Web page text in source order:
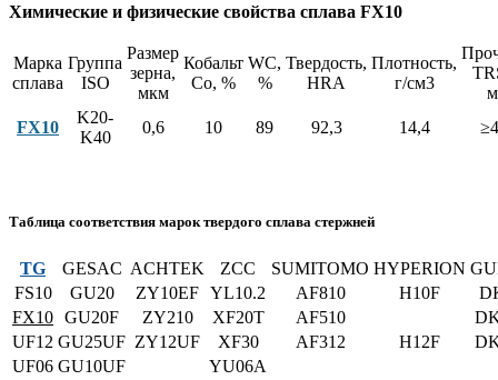
Химические и физические свойства сплава FX10
Марка
сплава
Группа
ISO
Размер
зерна,
мкм
Кобальт
Co, %
WC,
%
Твердость,
HRA
Плотность,
г/см3
FX10
K20-
K40
0,6 10 89 92,3 14,4
Таблица соответствия марок твердого сплава стержней
TG GESAC ACHTEK ZCC SUMITOMO HYPERION
FS10
GU20 ZY10EF YL10.2 AF810 H10F
FX10 GU20F ZY210 XF20T AF510
UF12 GU25UF ZY12UF XF30 AF312 H12F
UF06 GU10UF YU06A